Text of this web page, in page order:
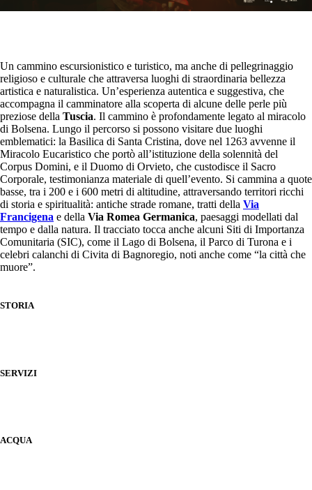
Un cammino escursionistico e turistico, ma anche di pellegrinaggio
religioso e culturale che attraversa luoghi di straordinaria bellezza
artistica e naturalistica. Un’esperienza autentica e suggestiva, che
accompagna il camminatore alla scoperta di alcune delle perle più
preziose della Tuscia. Il cammino è profondamente legato al miracolo
di Bolsena. Lungo il percorso si possono visitare due luoghi
emblematici: la Basilica di Santa Cristina, dove nel 1263 avvenne il
Miracolo Eucaristico che portò all’istituzione della solennità del
Corpus Domini, e il Duomo di Orvieto, che custodisce il Sacro
Corporale, testimonianza materiale di quell’evento. Si cammina a quote
basse, tra i 200 e i 600 metri di altitudine, attraversando territori ricchi
di storia e spiritualità: antiche strade romane, tratti della Via
Francigena e della Via Romea Germanica, paesaggi modellati dal
tempo e dalla natura. Il tracciato tocca anche alcuni Siti di Importanza
Comunitaria (SIC), come il Lago di Bolsena, il Parco di Turona e i
celebri calanchi di Civita di Bagnoregio, noti anche come “la città che
muore”.
STORIA
SERVIZI
ACQUA